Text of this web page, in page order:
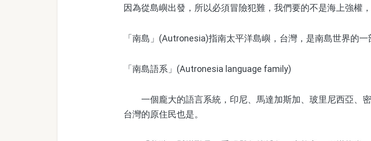
因為從島嶼出發，所以必須冒險犯難，我們要的不是海上強權，
「南島」(Autronesia)指南太平洋島嶼，台灣，是南島世界的一
「南島語系」(Autronesia language family)
一個龐大的語言系統，印尼、馬達加斯加、玻里尼西亞、密
台灣的原住民也是。